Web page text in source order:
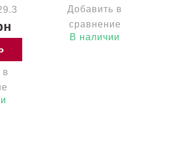
в
Добавить в
сравнение
В наличии